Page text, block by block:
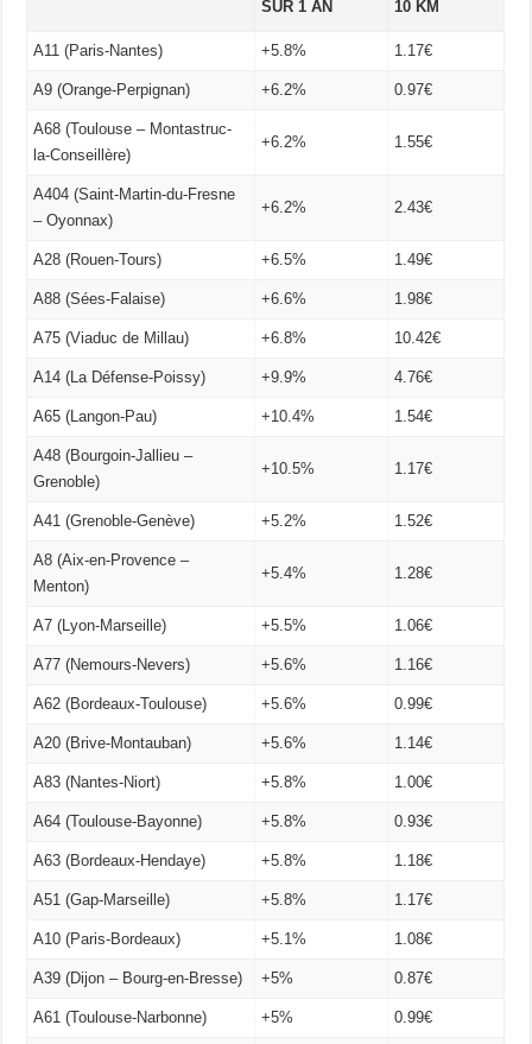
SUR 1 AN 10 KM
A11 (Paris-Nantes) +5.8% 1.17€
A9 (Orange-Perpignan) +6.2% 0.97€
A68 (Toulouse – Montastruc-
la-Conseillère)
+6.2% 1.55€
A404 (Saint-Martin-du-Fresne
– Oyonnax)
+6.2% 2.43€
A28 (Rouen-Tours) +6.5% 1.49€
A88 (Sées-Falaise) +6.6% 1.98€
A75 (Viaduc de Millau) +6.8% 10.42€
A14 (La Défense-Poissy) +9.9% 4.76€
A65 (Langon-Pau) +10.4% 1.54€
A48 (Bourgoin-Jallieu –
Grenoble)
+10.5% 1.17€
A41 (Grenoble-Genève) +5.2% 1.52€
A8 (Aix-en-Provence –
Menton)
+5.4% 1.28€
A7 (Lyon-Marseille) +5.5% 1.06€
A77 (Nemours-Nevers) +5.6% 1.16€
A62 (Bordeaux-Toulouse) +5.6% 0.99€
A20 (Brive-Montauban) +5.6% 1.14€
A83 (Nantes-Niort) +5.8% 1.00€
A64 (Toulouse-Bayonne) +5.8% 0.93€
A63 (Bordeaux-Hendaye) +5.8% 1.18€
A51 (Gap-Marseille) +5.8% 1.17€
A10 (Paris-Bordeaux) +5.1% 1.08€
A39 (Dijon – Bourg-en-Bresse) +5% 0.87€
A61 (Toulouse-Narbonne) +5% 0.99€